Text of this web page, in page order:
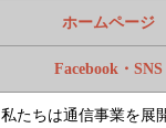
ホームページ
Facebook・SNS
私たちは通信事業を展